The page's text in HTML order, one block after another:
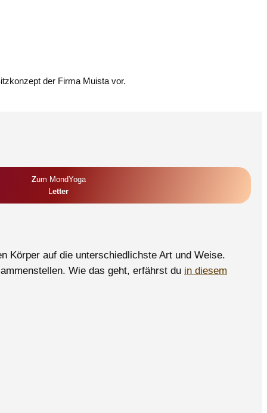
der Firma Muista vor.
ZUm MondYoga
LEtter
Körper auf die unterschiedlichste Art und Weise.
Wie das geht, erfährst du in diesem